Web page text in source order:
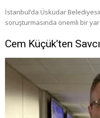
İstanbul’da Üsküdar
soruşturmasında önemli bir
Cem Küçük’ten